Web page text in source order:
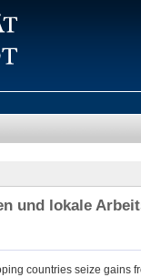
und lokale
countries seize gains